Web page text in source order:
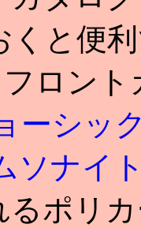
くと便
フロン
ーシッ
ソナイ
るポリ